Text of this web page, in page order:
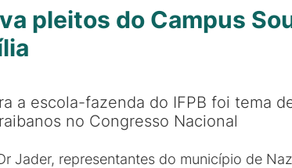
pleitos do Campus
a escola-fazenda do IFPB foi tema
no Congresso Nacional
Jader, representantes do município de